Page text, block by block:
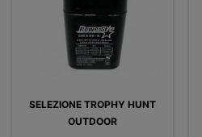
SELEZIONE TROPHY HUNT
OUTDOOR